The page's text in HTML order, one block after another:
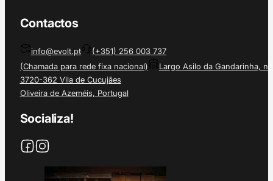
Contactos
info@evolt.pt
(+351) 256 003 737
(Chamada para rede fixa nacional)
Largo Asilo da Gandarinha, nº
3720-362 Vila de Cucujães
Oliveira de Azeméis, Portugal
Socializa!